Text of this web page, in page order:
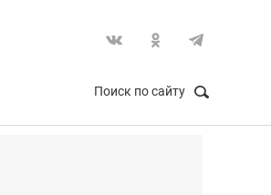
Поиск по сайту